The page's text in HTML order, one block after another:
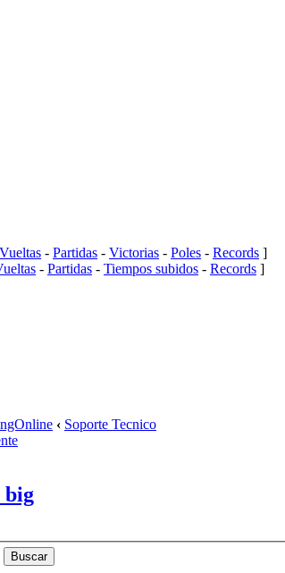
Vueltas - Partidas - Victorias - Poles - Records ]
- Partidas - Tiempos subidos - Records ]
‹ Soporte Tecnico
big